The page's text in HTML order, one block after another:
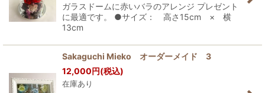
ガラスドームに赤いバラのアレンジ プレゼント
に最適です。 ●サイズ： 高さ15cm × 横
13cm
Sakaguchi Mieko オーダーメイド 3
12,000円(税込)
在庫あり